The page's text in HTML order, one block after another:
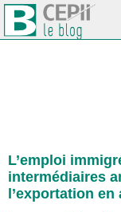
L’emploi
intermédiaires
l’exportation en